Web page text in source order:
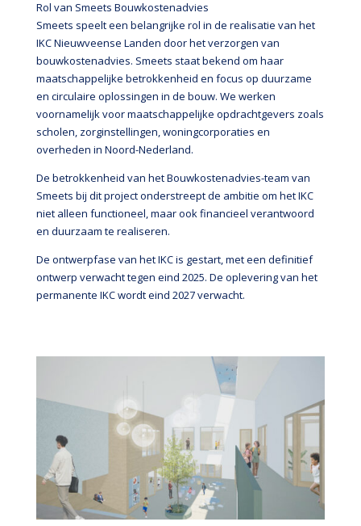
Rol van Smeets Bouwkostenadvies
Smeets speelt een belangrijke rol in de realisatie van het
IKC Nieuwveense Landen door het verzorgen van
bouwkostenadvies. Smeets staat bekend om haar
maatschappelijke betrokkenheid en focus op duurzame
en circulaire oplossingen in de bouw. We werken
voornamelijk voor maatschappelijke opdrachtgevers zoals
scholen, zorginstellingen, woningcorporaties en
overheden in Noord-Nederland.
De betrokkenheid van het Bouwkostenadvies-team van
Smeets bij dit project onderstreept de ambitie om het IKC
niet alleen functioneel, maar ook financieel verantwoord
en duurzaam te realiseren.
De ontwerpfase van het IKC is gestart, met een definitief
ontwerp verwacht tegen eind 2025. De oplevering van het
permanente IKC wordt eind 2027 verwacht.